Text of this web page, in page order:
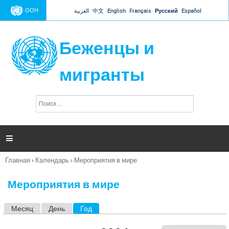
Jump to navigation
ООН العربية 中文 English Français Русский Español
Беженцы и
мигранты
п
и

Вы
Главная › Календарь › Мероприятия в мире
Мероприятия в мире
Месяц День Год